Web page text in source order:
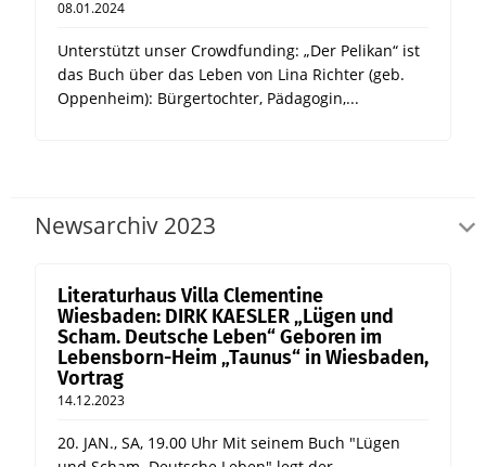
08.01.2024
Unterstützt unser Crowdfunding: „Der Pelikan“ ist
das Buch über das Leben von Lina Richter (geb.
Oppenheim): Bürgertochter, Pädagogin,...
Newsarchiv 2023
Literaturhaus Villa Clementine
Wiesbaden: DIRK KAESLER „Lügen und
Scham. Deutsche Leben“ Geboren im
Lebensborn-Heim „Taunus“ in Wiesbaden,
Vortrag
14.12.2023
20. JAN., SA, 19.00 Uhr Mit seinem Buch "Lügen